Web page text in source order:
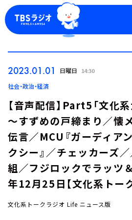
今日の番組表
週間番組表
トピックス
2023.01.01 日曜日 14:30
社会・政治・経済
【音声配信】Part5「文化
～すずめの戸締まり／懐
伝言／MCU『ガーディア
クシー』／チェッカーズ
組／フジロックでラッ
年12月25日【文化系トー
文化系トークラジオ Life ニュース版